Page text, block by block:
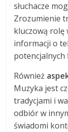
słuchacze
Zrozumienie
kluczową rolę
informacji o
potencjalnych
Również
Muzyka jest
tradycjami i
odbiór w
świadomi